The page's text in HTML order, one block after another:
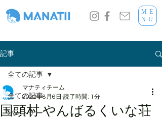
ME
NU
記事
全ての記事
パートナー
全ての記事
国頭村 やんばるくいな荘
マナティチーム
2022年8月6日 読了時間: 1分